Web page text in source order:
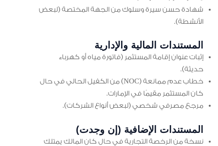
شهادة حسن سيرة وسلوك من الجهة المختصة (لبعض
الأنشطة).
المستندات المالية والإدارية
إثبات عنوان إقامة المستثمر (فاتورة مياه أو كهرباء
حديثة).
خطاب عدم ممانعة (NOC) من الكفيل الحالي في حال
كان المستثمر مقيمًا في الإمارات.
مرجع مصرفي شخصي (لبعض أنواع الشركات).
المستندات الإضافية (إن وجدت)
نسخة من الرخصة التجارية في حال كان المالك يمتلك